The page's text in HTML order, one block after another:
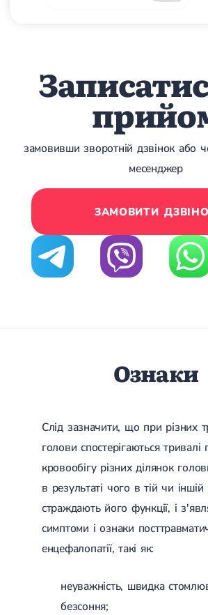
замовивши зворотній дзвінок або
месенджер
ЗАМОВИТИ
Ознаки
Слід зазначити, що при різних
голови спостерігаються
кровообігу різних ділянок
в результаті чого в тій чи іншій
страждають його функції, і
симптоми і ознаки
енцефалопатії, такі як:
неуважність, швидка
безсоння;